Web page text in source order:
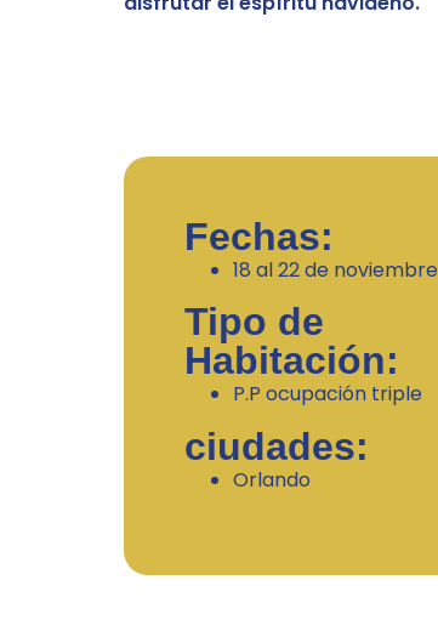
Fechas:
18 al 22 de noviembre
Tipo de
Habitación:
P.P ocupación triple
ciudades:
Orlando